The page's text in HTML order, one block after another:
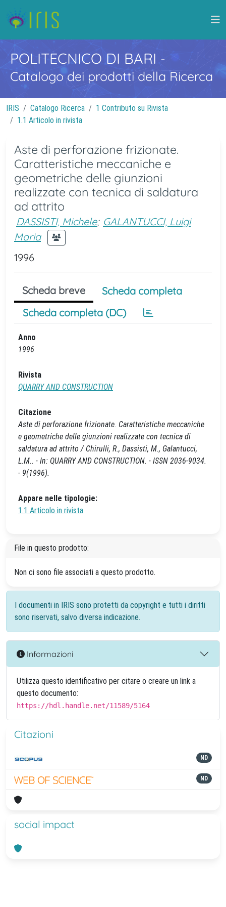
POLITECNICO DI BARI -
Catalogo dei prodotti della Ricerca
IRIS Catalogo Ricerca
1 Contributo su Rivista
1.1 Articolo in rivista
Aste di perforazione frizionate.
Caratteristiche meccaniche e
geometriche delle giunzioni
realizzate con tecnica di saldatura
ad attrito
DASSISTI, Michele; GALANTUCCI, Luigi
Maria
1996
Scheda breve
Scheda completa
Scheda completa (DC)
Anno
1996
Rivista
QUARRY AND CONSTRUCTION
Citazione
Aste di perforazione frizionate. Caratteristiche meccaniche
e geometriche delle giunzioni realizzate con tecnica di
saldatura ad attrito / Chirulli, R., Dassisti, M., Galantucci,
L.M.. - In: QUARRY AND CONSTRUCTION. - ISSN 2036-9034.
- 9(1996).
Appare nelle tipologie:
1.1 Articolo in rivista
File in questo prodotto:
Non ci sono file associati a questo prodotto.
I documenti in IRIS sono protetti da copyright e tutti i diritti
sono riservati, salvo diversa indicazione.
Informazioni
Utilizza questo identificativo per citare o creare un link a
questo documento:
https://hdl.handle.net/11589/5164
Citazioni
ND
ND
social impact